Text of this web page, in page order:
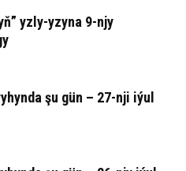
yzly-yzyna 9-njy
şu gün – 27-nji iýul